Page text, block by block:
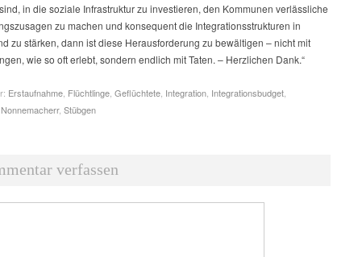
in die soziale Infrastruktur zu investieren, den Kommunen verlässliche
zu machen und konsequent die Integrationsstrukturen in
zu stärken, dann ist diese Herausforderung zu bewältigen – nicht mit
wie so oft erlebt, sondern endlich mit Taten. – Herzlichen Dank.“
Erstaufnahme Flüchtlinge Geflüchtete Integration Integrationsbudget
Nonnemacherr, Stübgen
verfassen